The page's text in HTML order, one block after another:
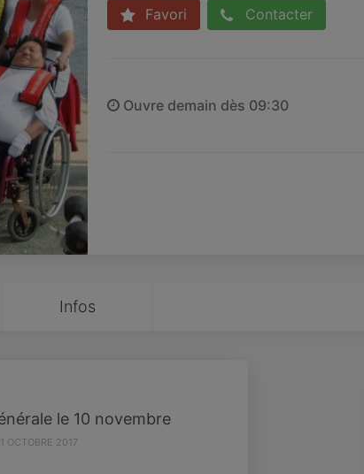
Favori Contacter
Ouvre demain dès 09:30
Infos
le 10 novembre
OCTOBRE 2017